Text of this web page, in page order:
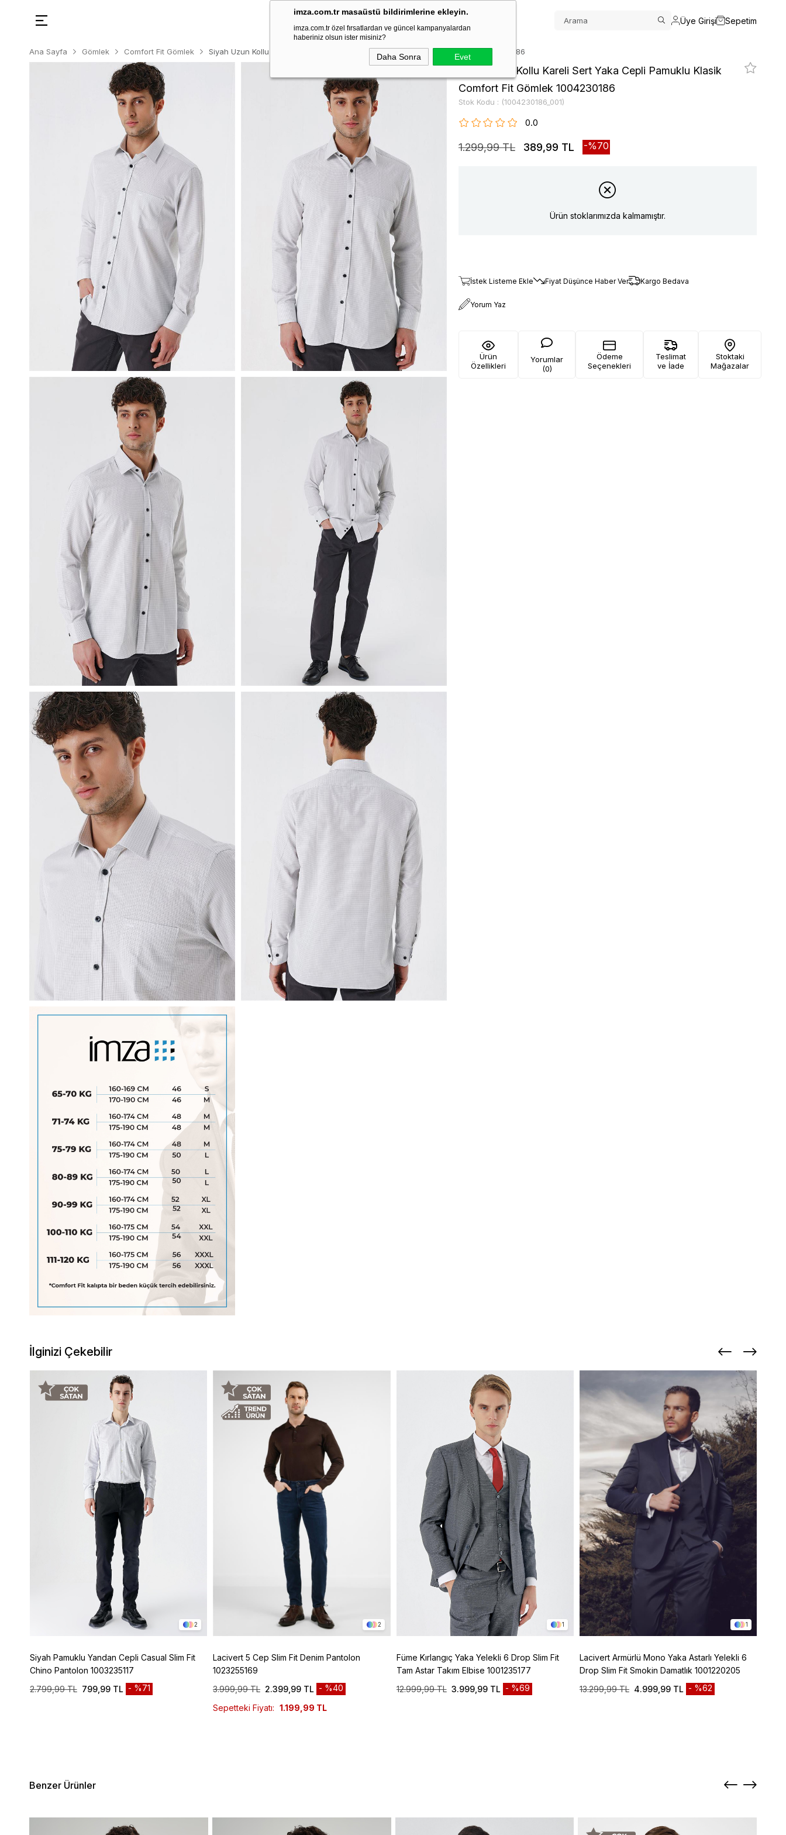
imza.com.tr masaüstü bildirimlerine ekleyin.
imza.com.tr özel fırsatlardan ve güncel kampanyalardan
haberiniz olsun ister misiniz?
Daha Sonra Evet
Üye Girişi Sepetim
Ana Sayfa Gömlek Comfort Fit Gömlek Siyah Uzun Kollu Kareli Sert Yaka Cepli Pamuklu Klasik Comfort Fit Gömlek 1004230186
Siyah Uzun Kollu Kareli Sert Yaka Cepli Pamuklu Klasik
Comfort Fit Gömlek 1004230186
Stok Kodu (1004230186_001)
0.0
1.299,99 TL 389,99 TL 70
Ürün stoklarımızda kalmamıştır.
İstek Listeme Ekle Fiyat Düşünce Haber Ver Kargo Bedava
Yorum Yaz
Ürün
Özellikleri
Yorumlar
(0)
Ödeme
Seçenekleri
Teslimat
ve İade
Stoktaki
Mağazalar
İlginizi Çekebilir
2
Siyah Pamuklu Yandan Cepli Casual Slim Fit
Chino Pantolon 1003235117
2.799,99 TL 799,99 TL %71
2
Lacivert 5 Cep Slim Fit Denim Pantolon
1023255169
3.999,99 TL 2.399,99 TL
%40
Sepetteki Fiyatı: 1.199,99 TL
1
Füme Kırlangıç Yaka Yelekli 6 Drop Slim Fit
Tam Astar Takım Elbise 1001235177
12.999,99 TL 3.999,99 TL %69
1
Lacivert Armürlü Mono Yaka Astarlı Yelekli 6
Drop Slim Fit Smokin Damatlık 1001220205
13.299,99 TL 4.999,99 TL %62
Benzer Ürünler